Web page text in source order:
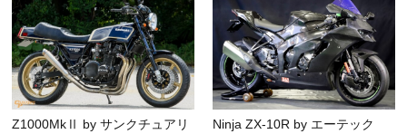
Z1000MkⅡ by サンクチュアリ
Ninja ZX-10R by エーテック